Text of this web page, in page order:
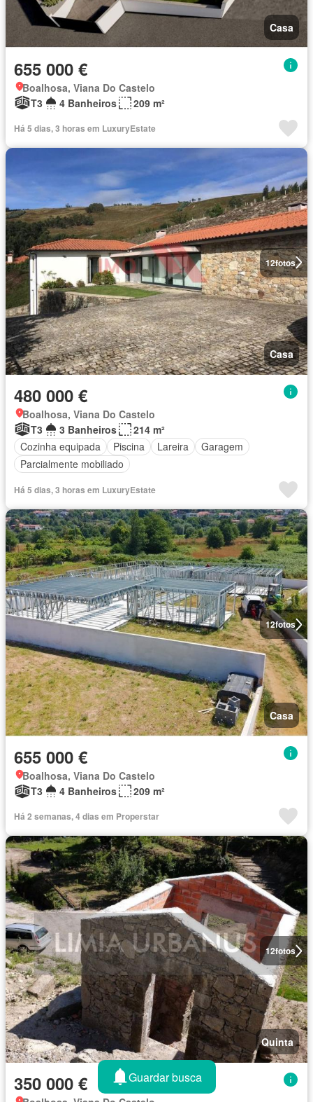
Casa
655 000 €
Boalhosa, Viana Do Castelo
T3
4 Banheiros 209 m²
Há 5 dias, 3 horas em LuxuryEstate
12fotos
Casa
480 000 €
Boalhosa, Viana Do Castelo
T3
3 Banheiros
214 m²
Cozinha equipada
Piscina Lareira
Garagem
Parcialmente mobiliado
Há 5 dias, 3 horas em LuxuryEstate
12fotos
Casa
655 000 €
Boalhosa, Viana Do Castelo
T3
4 Banheiros 209 m²
Há 2 semanas, 4 dias em Properstar
12fotos
Quinta
350 000 € Guardar busca